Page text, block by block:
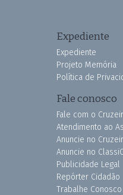
Expediente
Expediente
Projeto Memória
Política de
Fale conosco
Fale com o
Atendimento ao
Anuncie no
Anuncie no
Publicidade Legal
Repórter Cidadão
Trabalhe Conosco